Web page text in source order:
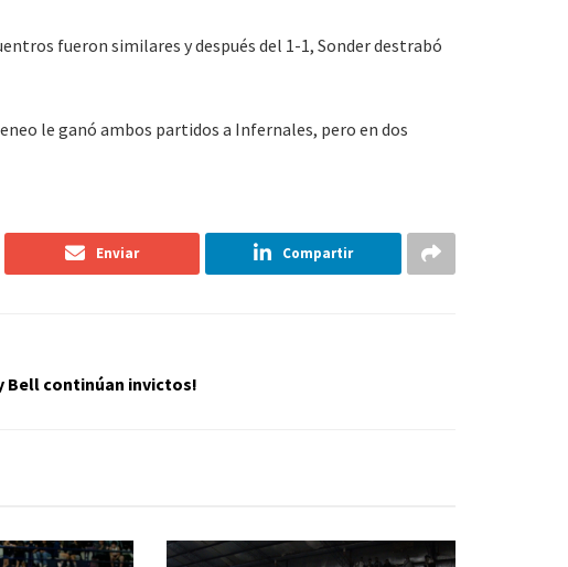
fueron similares y después del 1-1, Sonder destrabó
le ganó ambos partidos a Infernales, pero en dos
Enviar Compartir
y Bell continúan invictos!